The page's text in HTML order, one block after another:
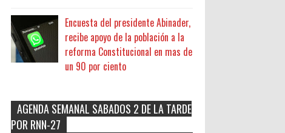
Encuesta del presidente Abinader,
recibe apoyo de la población a la
reforma Constitucional en mas de
un 90 por ciento
AGENDA SEMANAL SABADOS 2 DE LA TARDE
POR RNN-27